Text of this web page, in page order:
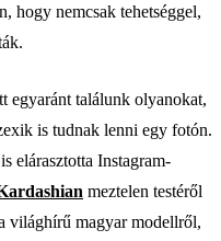
hogy nemcsak tehetséggel,
egyaránt találunk olyanokat,
is tudnak lenni egy fotón.
elárasztotta Instagram-
meztelen testéről
világhírű magyar modellről,